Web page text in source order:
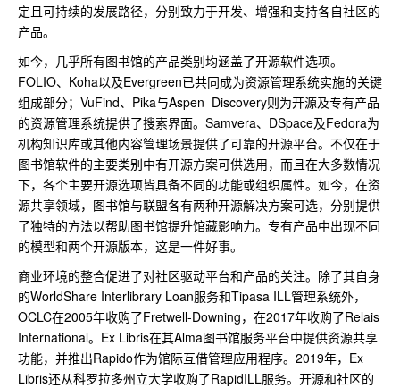
定且可持续的发展路径，分别致力于开发、增强和支持各自社区的
产品。
如今，几乎所有图书馆的产品类别均涵盖了开源软件选项。
FOLIO、Koha以及Evergreen已共同成为资源管理系统实施的关键
组成部分；VuFind、Pika与Aspen Discovery则为开源及专有产品
的资源管理系统提供了搜索界面。Samvera、DSpace及Fedora为
机构知识库或其他内容管理场景提供了可靠的开源平台。不仅在于
图书馆软件的主要类别中有开源方案可供选用，而且在大多数情况
下，各个主要开源选项皆具备不同的功能或组织属性。如今，在资
源共享领域，图书馆与联盟各有两种开源解决方案可选，分别提供
了独特的方法以帮助图书馆提升馆藏影响力。专有产品中出现不同
的模型和两个开源版本，这是一件好事。
商业环境的整合促进了对社区驱动平台和产品的关注。除了其自身
的WorldShare Interlibrary Loan服务和Tipasa ILL管理系统外，
OCLC在2005年收购了Fretwell-Downing，在2017年收购了Relais
International。Ex Libris在其Alma图书馆服务平台中提供资源共享
功能，并推出Rapido作为馆际互借管理应用程序。2019年，Ex
Libris还从科罗拉多州立大学收购了RapidILL服务。开源和社区的